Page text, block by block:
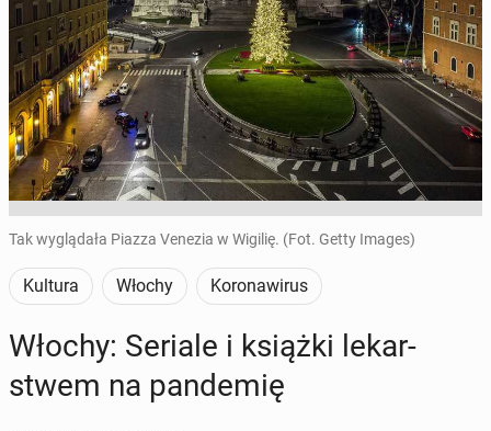
Tak wyglądała Piazza Venezia w Wigilię. (Fot. Getty Images)
Kultura Włochy Koronawirus
Włochy: Seriale i książki le­kar­
stwem na pan­de­mię